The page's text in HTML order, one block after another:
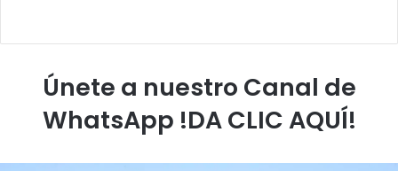
Únete a nuestro Canal de
WhatsApp !DA CLIC AQUÍ!